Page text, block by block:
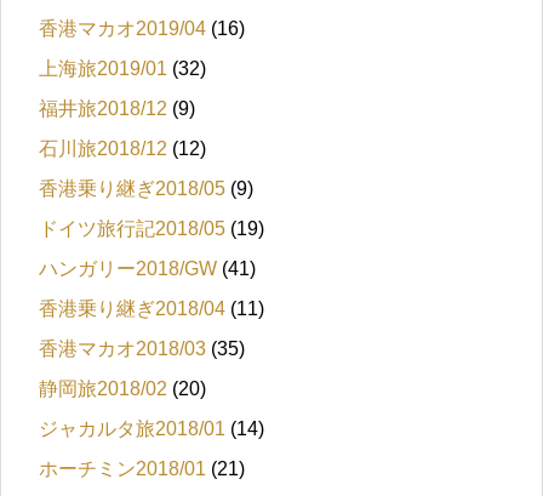
香港マカオ2019/04 (16)
上海旅2019/01 (32)
福井旅2018/12 (9)
石川旅2018/12 (12)
香港乗り継ぎ2018/05 (9)
ドイツ旅行記2018/05 (19)
ハンガリー2018/GW (41)
香港乗り継ぎ2018/04 (11)
香港マカオ2018/03 (35)
静岡旅2018/02 (20)
ジャカルタ旅2018/01 (14)
ホーチミン2018/01 (21)